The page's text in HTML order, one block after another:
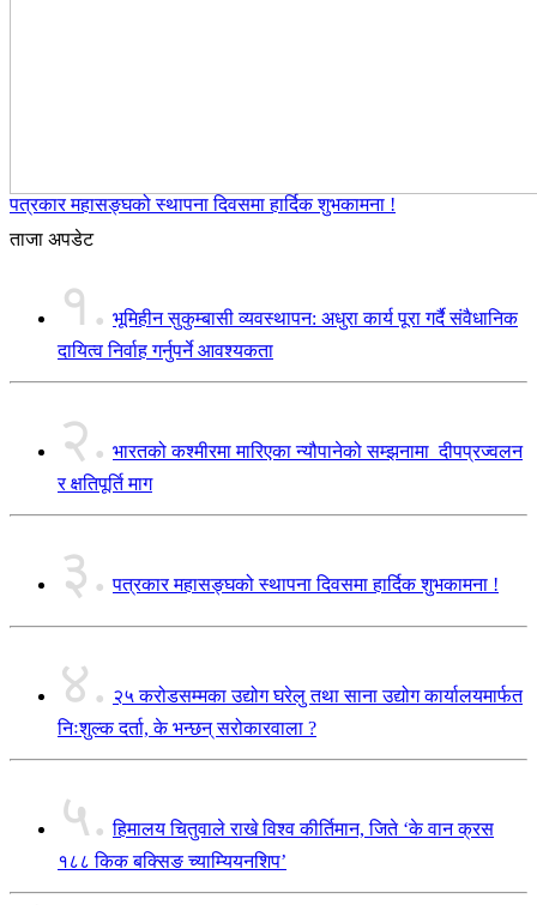
पत्रकार महासङ्घको स्थापना दिवसमा हार्दिक शुभकामना !
ताजा अपडेट
१. भूमिहीन सुकुम्बासी व्यवस्थापन: अधुरा कार्य पूरा गर्दै संवैधानिक
दायित्व निर्वाह गर्नुपर्ने आवश्यकता
२. भारतको कश्मीरमा मारिएका न्यौपानेको सम्झनामा दीपप्रज्वलन
र क्षतिपूर्ति माग
३. पत्रकार महासङ्घको स्थापना दिवसमा हार्दिक शुभकामना !
४. २५ करोडसम्मका उद्योग घरेलु तथा साना उद्योग कार्यालयमार्फत
निःशुल्क दर्ता, के भन्छन् सरोकारवाला ?
५. हिमालय चितुवाले राखे विश्व कीर्तिमान, जिते ‘के वान क्रस
१८८ किक बक्सिङ च्याम्यियनशिप’